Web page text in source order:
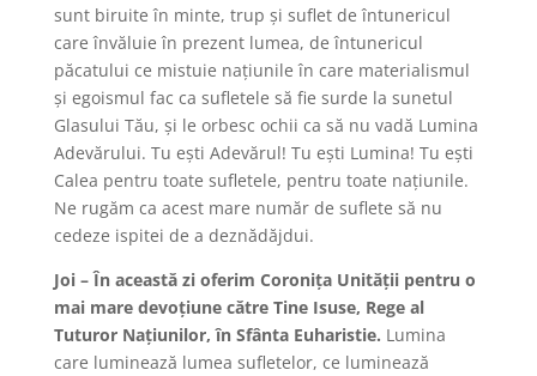
sunt biruite în minte, trup şi suflet de întunericul
care învăluie în prezent lumea, de întunericul
păcatului ce mistuie naţiunile în care materialismul
şi egoismul fac ca sufletele să fie surde la sunetul
Glasului Tău, şi le orbesc ochii ca să nu vadă Lumina
Adevărului. Tu eşti Adevărul! Tu eşti Lumina! Tu eşti
Calea pentru toate sufletele, pentru toate naţiunile.
Ne rugăm ca acest mare număr de suflete să nu
cedeze ispitei de a deznădăjdui.
Joi – În această zi oferim Coroniţa Unităţii pentru o
mai mare devoţiune către Tine Isuse, Rege al
Tuturor Naţiunilor, în Sfânta Euharistie. Lumina
care luminează lumea sufletelor, ce luminează